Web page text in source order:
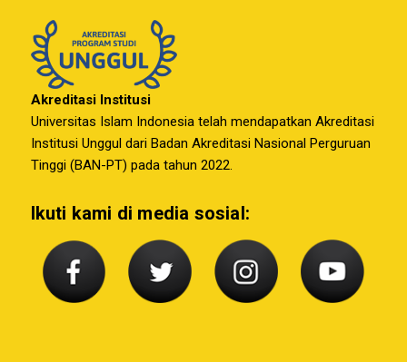
Akreditasi Institusi
Universitas Islam Indonesia telah mendapatkan Akreditasi
Institusi Unggul dari Badan Akreditasi Nasional Perguruan
Tinggi (BAN-PT) pada tahun 2022.
Ikuti kami di media sosial: